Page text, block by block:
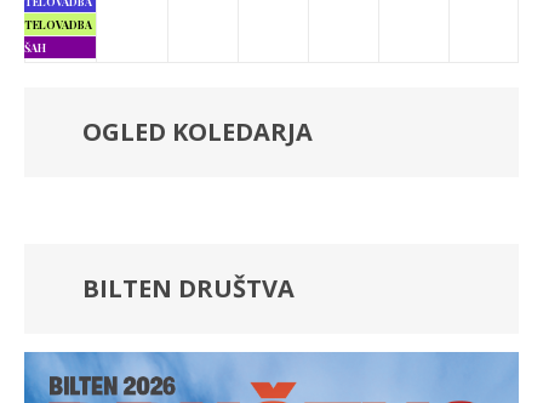
TELOVADBA
ŠAH
OGLED KOLEDARJA
BILTEN DRUŠTVA